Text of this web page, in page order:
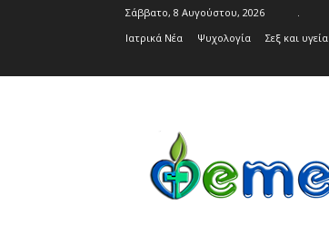
Σάββατο, 8 Αυγούστου, 2026
.
Ιατρικά Νέα
Ψυχολογία Σεξ και υγεία